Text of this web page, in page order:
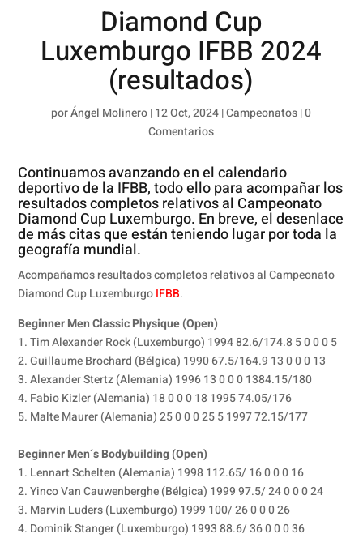
Diamond Cup
Luxemburgo IFBB 2024
(resultados)
porÁngel Molinero|12 Oct, 2024|Campeonatos|0
Comentarios
Continuamos avanzando en el calendario
deportivo de la IFBB, todo ello para acompañar los
resultados completos relativos al Campeonato
Diamond Cup Luxemburgo. En breve, el desenlace
de más citas que están teniendo lugar por toda la
geografía mundial.
Acompañamos resultados completos relativos al Campeonato
Diamond Cup LuxemburgoIFBB.
Beginner Men Classic Physique (Open)
1. Tim Alexander Rock (Luxemburgo) 1994 82.6/174.8 5 0 0 0 5
2. Guillaume Brochard (Bélgica) 1990 67.5/164.9 13 0 0 0 13
3. Alexander Stertz (Alemania) 1996 13 0 0 0 1384.15/180
4. Fabio Kizler (Alemania) 18 0 0 0 18 1995 74.05/176
5. Malte Maurer (Alemania) 25 0 0 0 25 5 1997 72.15/177
Beginner Men´s Bodybuilding (Open)
1. Lennart Schelten (Alemania) 1998 112.65/ 16 0 0 0 16
2. Yinco Van Cauwenberghe (Bélgica) 1999 97.5/ 24 0 0 0 24
3. Marvin Luders (Luxemburgo) 1999 100/ 26 0 0 0 26
4. Dominik Stanger (Luxemburgo) 1993 88.6/ 36 0 0 0 36